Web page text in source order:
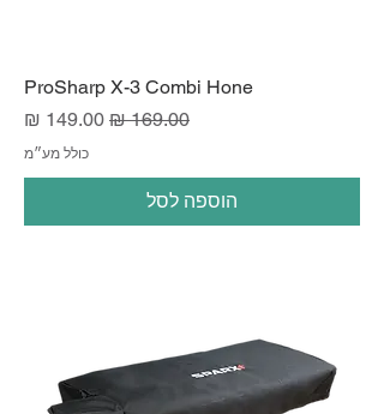
ProSharp X-3 Combi Hone
מחיר רגיל מחיר מבצע
כולל מע״מ
הוספה לסל